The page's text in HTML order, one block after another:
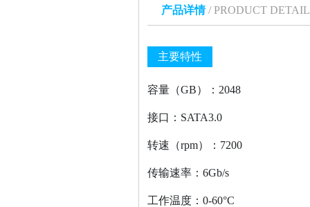
产品详情/ PRODUCT
主要特性
容量（GB）：2048
接口：SATA3.0
转速（rpm）：7200
传输速率：6Gb/s
工作温度：0-60°C